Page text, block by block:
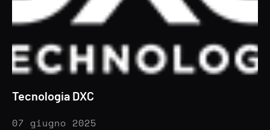
Tecnologia DXC
07 giugno 2025